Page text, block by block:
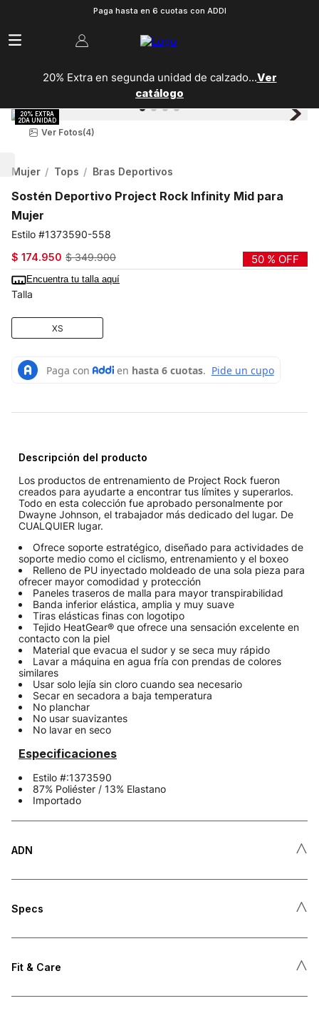
Paga hasta en 6 cuotas con ADDI
20% Extra en segunda unidad de calzado...Ver
catálogo
Ver Fotos(4)
Mujer Tops Bras Deportivos
Sostén Deportivo Project Rock Infinity Mid para
Mujer
1373590-558
$ 174.950 $ 349.900 50 % OFF
Encuentra tu talla aquí
Talla
XS
Descripción del producto
Los productos de entrenamiento de Project Rock fueron
creados para ayudarte a encontrar tus límites y superarlos.
Todo en esta colección fue aprobado personalmente por
Dwayne Johnson, el trabajador más dedicado del lugar. De
CUALQUIER lugar.
Ofrece soporte estratégico, diseñado para actividades de
soporte medio como el ciclismo, entrenamiento y el boxeo
Relleno de PU inyectado moldeado de una sola pieza para
ofrecer mayor comodidad y protección
Paneles traseros de malla para mayor transpirabilidad
Banda inferior elástica, amplia y muy suave
Tiras elásticas finas con logotipo
Tejido HeatGear® que ofrece una sensación excelente en
contacto con la piel
Material que evacua el sudor y se seca muy rápido
Lavar a máquina en agua fría con prendas de colores
similares
Usar solo lejía sin cloro cuando sea necesario
Secar en secadora a baja temperatura
No planchar
No usar suavizantes
No lavar en seco
Especificaciones
Estilo #:1373590
87% Poliéster / 13% Elastano
Importado
ADN ˄
Specs ˄
Fit & Care ˄